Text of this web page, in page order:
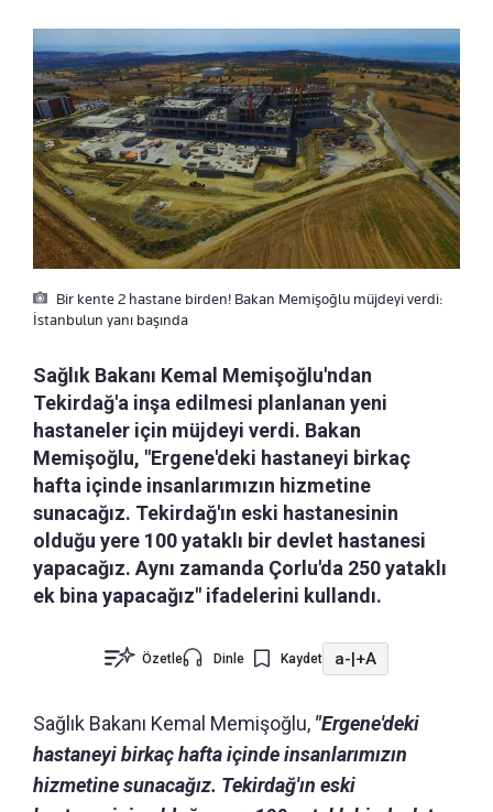
Bir kente 2 hastane birden! Bakan Memişoğlu müjdeyi verdi:
İstanbulun yanı başında
Sağlık Bakanı Kemal Memişoğlu'ndan
Tekirdağ'a inşa edilmesi planlanan yeni
hastaneler için müjdeyi verdi. Bakan
Memişoğlu, "Ergene'deki hastaneyi birkaç
hafta içinde insanlarımızın hizmetine
sunacağız. Tekirdağ'ın eski hastanesinin
olduğu yere 100 yataklı bir devlet hastanesi
yapacağız. Aynı zamanda Çorlu'da 250 yataklı
ek bina yapacağız" ifadelerini kullandı.
Özetle Dinle Kaydet a-|+A
Sağlık Bakanı Kemal Memişoğlu, "Ergene'deki
hastaneyi birkaç hafta içinde insanlarımızın
hizmetine sunacağız. Tekirdağ'ın eski